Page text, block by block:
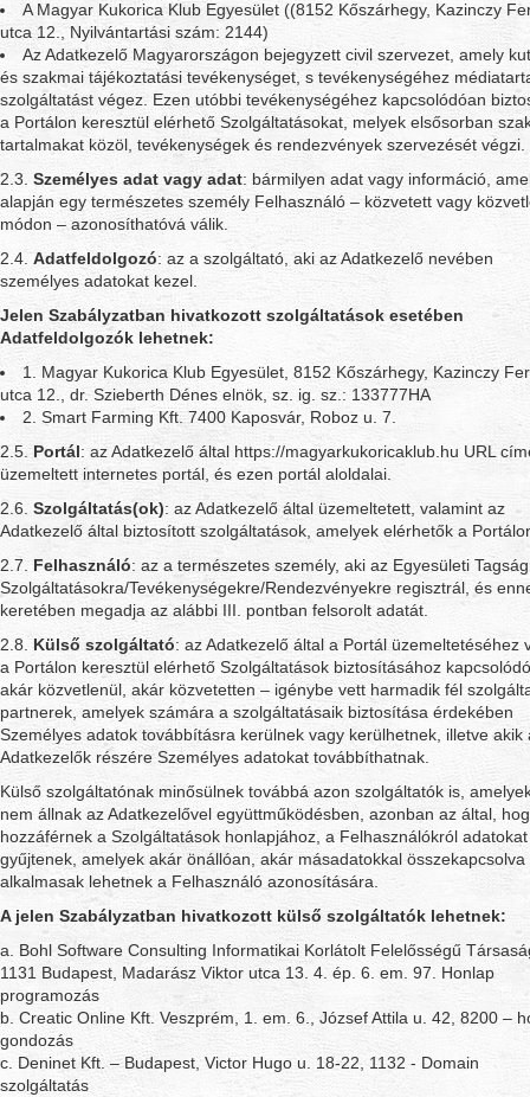
A Magyar Kukorica Klub Egyesület ((8152 Kőszárhegy, Kazinczy
utca 12., Nyilvántartási szám: 2144)
Az Adatkezelő Magyarországon bejegyzett civil szervezet, amely
és szakmai tájékoztatási tevékenységet, s tevékenységéhez
szolgáltatást végez. Ezen utóbbi tevékenységéhez kapcsolódóan
a Portálon keresztül elérhető Szolgáltatásokat, melyek elsősorban
tartalmakat közöl, tevékenységek és rendezvények szervezését végzi.
2.3. Személyes adat vagy adat: bármilyen adat vagy információ,
alapján egy természetes személy Felhasználó – közvetett vagy
módon – azonosíthatóvá válik.
2.4. Adatfeldolgozó: az a szolgáltató, aki az Adatkezelő nevében
személyes adatokat kezel.
Jelen Szabályzatban hivatkozott szolgáltatások esetében
Adatfeldolgozók lehetnek:
1. Magyar Kukorica Klub Egyesület, 8152 Kőszárhegy, Kazinczy
utca 12., dr. Szieberth Dénes elnök, sz. ig. sz.: 133777HA
2. Smart Farming Kft. 7400 Kaposvár, Roboz u. 7.
2.5. Portál : az Adatkezelő által https://magyarkukoricaklub.hu URL
üzemeltett internetes portál, és ezen portál aloldalai.
2.6. Szolgáltatás(ok): az Adatkezelő által üzemeltetett, valamint az
Adatkezelő által biztosított szolgáltatások, amelyek elérhetők a
2.7. Felhasználó: az a természetes személy, aki az Egyesületi
Szolgáltatásokra/Tevékenységekre/Rendezvényekre regisztrál, és
keretében megadja az alábbi III. pontban felsorolt adatát.
2.8. Külső szolgáltató: az Adatkezelő által a Portál üzemeltetéséhez
a Portálon keresztül elérhető Szolgáltatások biztosításához
akár közvetlenül, akár közvetetten – igénybe vett harmadik fél
partnerek, amelyek számára a szolgáltatásaik biztosítása érdekében
Személyes adatok továbbításra kerülnek vagy kerülhetnek, illetve akik
Adatkezelők részére Személyes adatokat továbbíthatnak.
Külső szolgáltatónak minősülnek továbbá azon szolgáltatók is,
nem állnak az Adatkezelővel együttműködésben, azonban az által,
hozzáférnek a Szolgáltatások honlapjához, a Felhasználókról adatokat
gyűjtenek, amelyek akár önállóan, akár másadatokkal összekapcsolva
alkalmasak lehetnek a Felhasználó azonosítására.
A jelen Szabályzatban hivatkozott külső szolgáltatók lehetnek:
a. Bohl Software Consulting Informatikai Korlátolt Felelősségű
1131 Budapest, Madarász Viktor utca 13. 4. ép. 6. em. 97. Honlap
programozás
b. Creatic Online Kft. Veszprém, 1. em. 6., József Attila u. 42, 8200 –
gondozás
c. Deninet Kft. – Budapest, Victor Hugo u. 18-22, 1132 - Domain
szolgáltatás